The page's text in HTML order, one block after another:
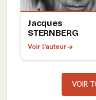
Jacques
STERNBERG
Voir l'auteur
VOIR